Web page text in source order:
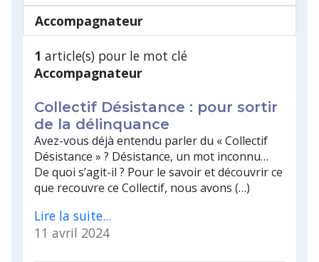
Accompagnateur
1 article(s) pour le mot clé
Accompagnateur
Collectif Désistance : pour sortir
de la délinquance
Avez-vous déjà entendu parler du « Collectif
Désistance » ? Désistance, un mot inconnu…
De quoi s’agit-il ? Pour le savoir et découvrir ce
que recouvre ce Collectif, nous avons (…)
Lire la suite...
11 avril 2024